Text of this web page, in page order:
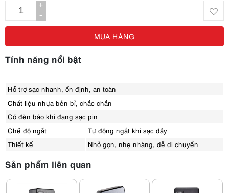
+
-
MUA HÀNG
Tính năng nổi bật
Hỗ trợ sạc nhanh, ổn định, an toàn
Chất liệu nhựa bền bỉ, chắc chắn
Có đèn báo khi đang sạc pin
Chế độ ngắt
Tự động ngắt khi sạc đầy
Thiết kế
Nhỏ gọn, nhẹ nhàng, dễ di chuyển
Sản phẩm liên quan